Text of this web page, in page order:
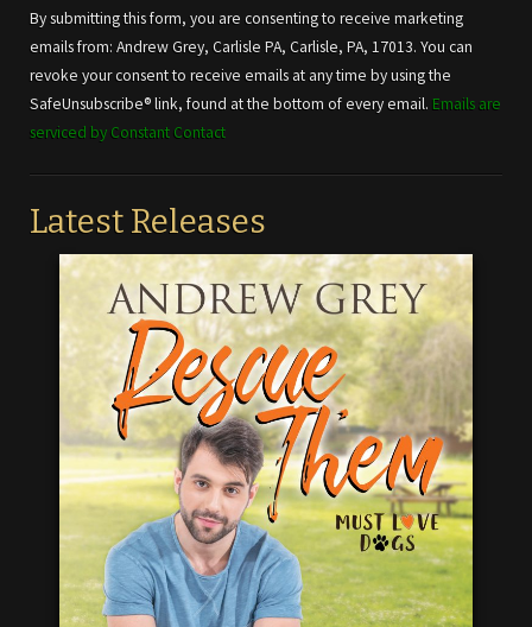
Use.
Please
leave
this field
blank.
By submitting this form, you are consenting to receive marketing
emails from: Andrew Grey, Carlisle PA, Carlisle, PA, 17013. You can
revoke your consent to receive emails at any time by using the
SafeUnsubscribe® link, found at the bottom of every email. Emails are
serviced by Constant Contact
Latest Releases